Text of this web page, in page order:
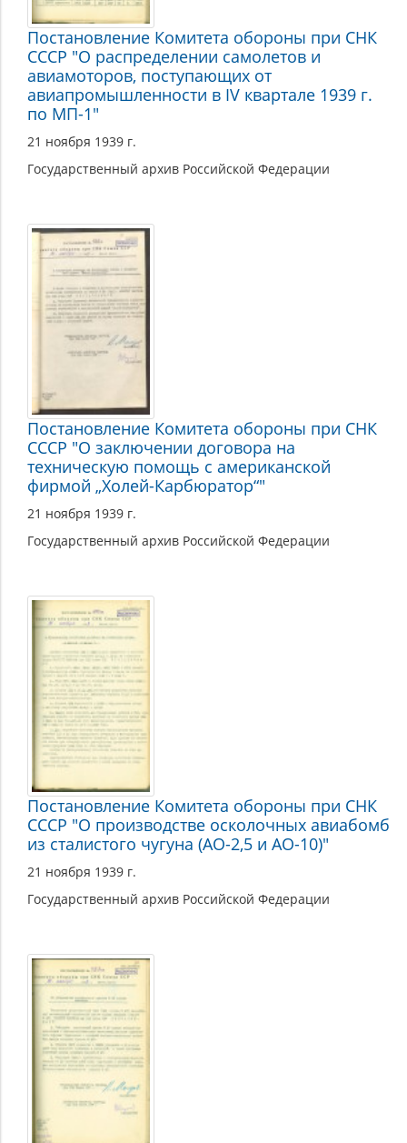
Постановление Комитета обороны при СНК
СССР "О распределении самолетов и
авиамоторов, поступающих от
авиапромышленности в IV квартале 1939 г.
по МП-1"
21 ноября 1939 г.
Государственный архив Российской Федерации
Постановление Комитета обороны при СНК
СССР "О заключении договора на
техническую помощь с американской
фирмой „Холей-Карбюратор“"
21 ноября 1939 г.
Государственный архив Российской Федерации
Постановление Комитета обороны при СНК
СССР "О производстве осколочных авиабомб
из сталистого чугуна (АО-2,5 и АО-10)"
21 ноября 1939 г.
Государственный архив Российской Федерации